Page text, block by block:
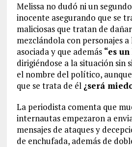
Melissa no dudó ni un
inocente asegurando que se
maliciosas que tratan de
mezclándola con personajes
asociada y que además “es
dirigiéndose a la situación sin
el nombre del político,
que se trata de él ¿será
La periodista comenta que
internautas empezaron a
mensajes de ataques y
de enchufada, además de